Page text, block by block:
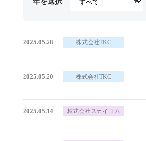
2025.05.28 株式会社TKC
2025.05.20 株式会社TKC
2025.05.14 株式会社スカイコム